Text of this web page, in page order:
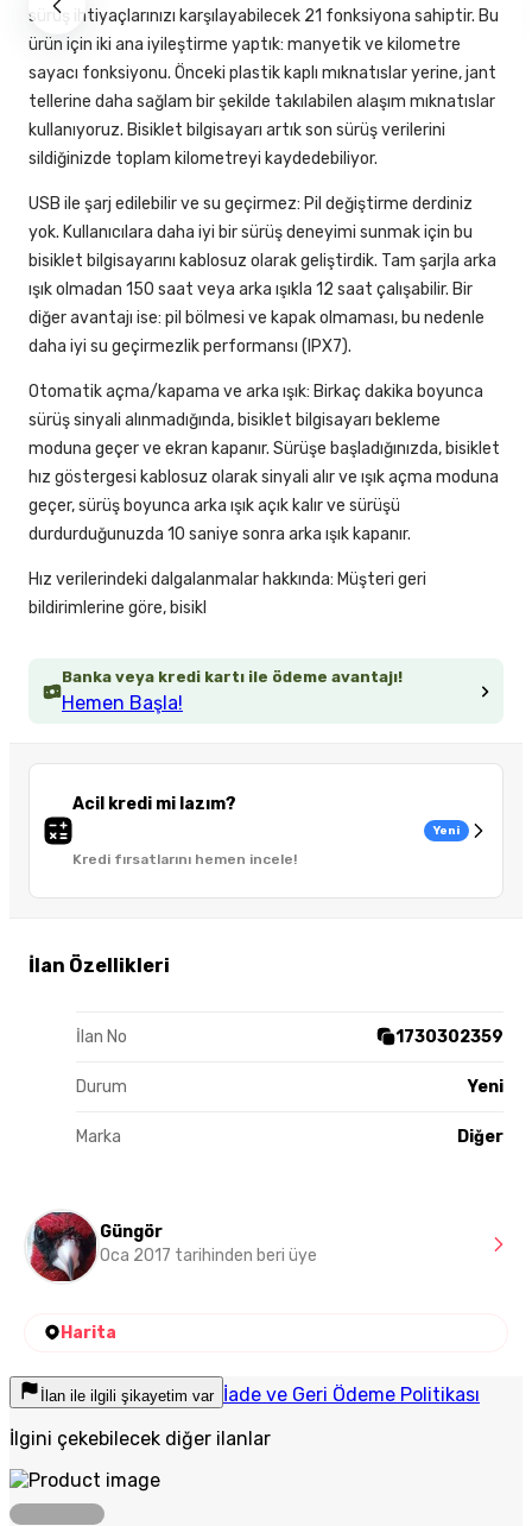
Banka veya kredi kartı ile ödeme avantajı!
Hemen Başla!
Acil kredi mi lazım?
Kredi fırsatlarını hemen incele!
Yeni
İlan Özellikleri
İlan No 1730302359
Durum Yeni
Marka Diğer
sürüş ihtiyaçlarınızı karşılayabilecek 21 fonksiyona sahiptir. Bu
ürün için iki ana iyileştirme yaptık: manyetik ve kilometre
sayacı fonksiyonu. Önceki plastik kaplı mıknatıslar yerine, jant
tellerine daha sağlam bir şekilde takılabilen alaşım mıknatıslar
kullanıyoruz. Bisiklet bilgisayarı artık son sürüş verilerini
sildiğinizde toplam kilometreyi kaydedebiliyor.
USB ile şarj edilebilir ve su geçirmez: Pil değiştirme derdiniz
yok. Kullanıcılara daha iyi bir sürüş deneyimi sunmak için bu
bisiklet bilgisayarını kablosuz olarak geliştirdik. Tam şarjla arka
ışık olmadan 150 saat veya arka ışıkla 12 saat çalışabilir. Bir
diğer avantajı ise: pil bölmesi ve kapak olmaması, bu nedenle
daha iyi su geçirmezlik performansı (IPX7).
Otomatik açma/kapama ve arka ışık: Birkaç dakika boyunca
sürüş sinyali alınmadığında, bisiklet bilgisayarı bekleme
moduna geçer ve ekran kapanır. Sürüşe başladığınızda, bisiklet
hız göstergesi kablosuz olarak sinyali alır ve ışık açma moduna
geçer, sürüş boyunca arka ışık açık kalır ve sürüşü
durdurduğunuzda 10 saniye sonra arka ışık kapanır.
Hız verilerindeki dalgalanmalar hakkında: Müşteri geri
bildirimlerine göre, bisikl
Güngör
Oca 2017 tarihinden beri üye
Harita
İlan ile ilgili şikayetim var İade ve Geri Ödeme Politikası
İlgini çekebilecek diğer ilanlar